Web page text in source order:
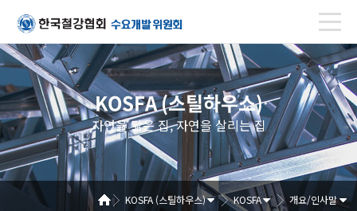
KOSFA (스틸하우스)
자연을 닮은 집, 자연을 살리는 집
KOSFA (스틸하우스) KOSFA 개요/인사말